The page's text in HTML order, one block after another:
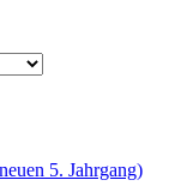
5. Jahrgang)